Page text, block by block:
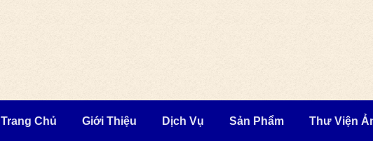
Trang Chủ Giới Thiệu Dịch Vụ Sản Phẩm Thư Viện